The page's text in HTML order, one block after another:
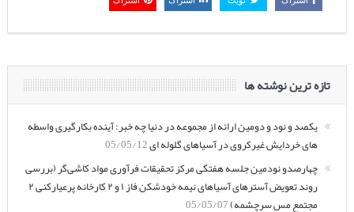
تازه ترین نوشته ها
یکصد و نود و دومین ارائه از مجموعه در دنیا چه خبر: آینده بکارگیری واسطه
های خردایش غیرکروی در آسیاهای گلوله ای05/05/12
چهارصدو نودمین جلسه هفتگی مرکز تحقیقات فرآوری مواد کاشی‌گر (بررسی
روند تعویض آسترهای آسیاهای نیمه خودشکن فاز ۱ و ۲ کارخانه پرعیارکنی ۲
مجتمع مس سرچشمه)05/05/07